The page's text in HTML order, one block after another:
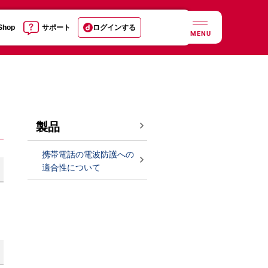
サポート ログインする
MENU
製品
携帯電話の電波防護への
適合性について